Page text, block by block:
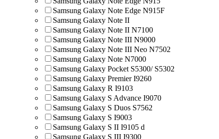
Samsung Galaxy Note Edge N915F
Samsung Galaxy Note II
Samsung Galaxy Note II N7100
Samsung Galaxy Note III N9000
Samsung Galaxy Note III Neo N7502
Samsung Galaxy Note N7000
Samsung Galaxy Pocket S5300/ S5302
Samsung Galaxy Premier I9260
Samsung Galaxy R I9103
Samsung Galaxy S Advance I9070
Samsung Galaxy S Duos S7562
Samsung Galaxy S I9003
Samsung Galaxy S II I9105 d
Samsung Galaxy S III I9300